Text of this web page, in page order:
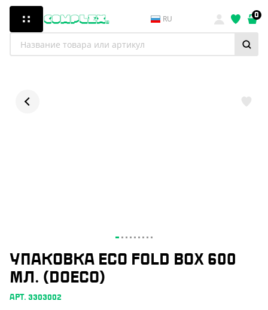
RU 0
УПАКОВКА ECO FOLD BOX 600
МЛ. (DOECO)
АРТ. 3303002